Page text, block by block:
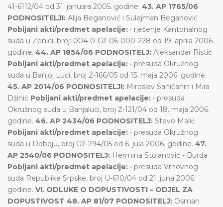
41-6112/04 od 31. januara 2005. godine. 43. AP 1765/06
PODNOSITELJI: Alija Beganović i Sulejman Beganović
Pobijani akti/predmet apelacije: • rješenje Kantonalnog
suda u Zenici, broj: 004-0-Gž-06-000-228 od 19. aprila 2006.
godine. 44. AP 1854/06 PODNOSITELJ: Aleksandar Ristić
Pobijani akti/predmet apelacije: • presuda Okružnog
suda u Banjoj Luci, broj Ž-166/05 od 15. maja 2006. godine.
45. AP 2014/06 PODNOSITELJI: Miroslav Saničanin i Mira
Džinić Pobijani akti/predmet apelacije: • presuda
Okružnog suda u Banjaluci, broj Ž-121/04 od 18. maja 2006.
godine. 46. AP 2434/06 PODNOSITELJ: Stevo Malić
Pobijani akti/predmet apelacije: • presuda Okružnog
suda u Doboju, broj Gž-794/05 od 6. jula 2006. godine. 47.
AP 2540/06 PODNOSITELJ: Hermina Stojanović - Burda
Pobijani akti/predmet apelacije: • presuda Vrhovnog
suda Republike Srpske, broj U-610/04 od 21. juna 2006.
godine. VI. ODLUKE O DOPUSTIVOSTI – ODJEL ZA
DOPUSTIVOST 48. AP 81/07 PODNOSITELJ: Osman